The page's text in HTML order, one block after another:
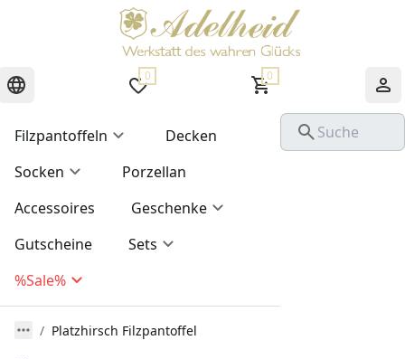
0 0
Filzpantoffeln
Decken
Socken
Porzellan
Accessoires
Geschenke
Gutscheine
Sets
%Sale%
Platzhirsch Filzpantoffel